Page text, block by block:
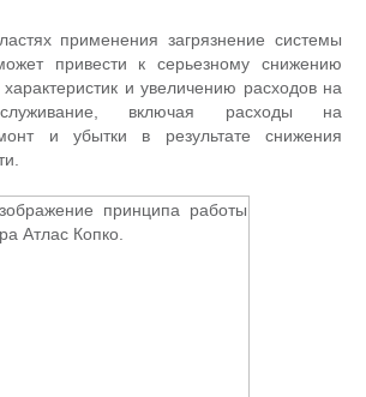
применения загрязнение системы
привести к серьезному снижению
и увеличению расходов на
включая расходы на
и убытки в результате снижения